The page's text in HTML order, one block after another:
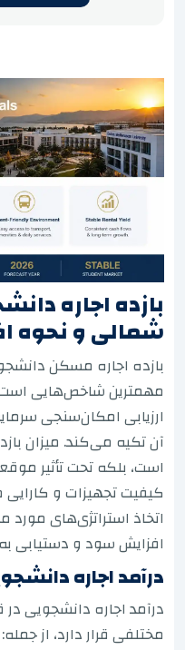
بازده اجاره
شمالی و نحوه
بازده اجاره مسکن
مهمترین شاخص‌هایی
ارزیابی امکان‌سنجی
آن تکیه می‌کند. میزان
است، بلکه تحت تأثیر
کیفیت تجهیزات و کارایی
اتخاذ استراتژی‌های
افزایش سود و دستیابی به
درآمد اجاره
درآمد اجاره دانشجویی
مختلفی قرار دارد، از جمله: